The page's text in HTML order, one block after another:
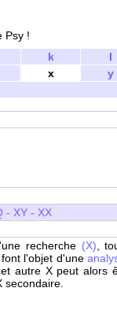
Psy !
k l
x y
- XY - XX
recherche (X) ,
l'objet d'une
autre X peut alors
secondaire.